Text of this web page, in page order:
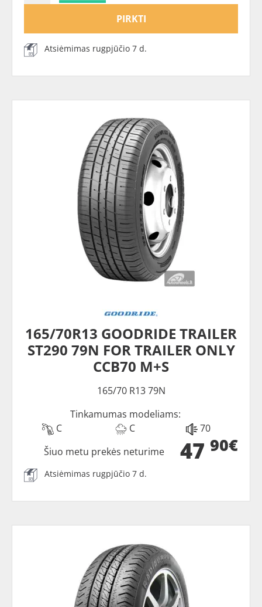
PIRKTI
Atsiėmimas rugpjūčio 7 d.
165/70R13 GOODRIDE TRAILER
ST290 79N FOR TRAILER ONLY
CCB70 M+S
165/70 R13 79N
Tinkamumas modeliams:
C
C 70
47 90€
Šiuo metu prekės neturime
Atsiėmimas rugpjūčio 7 d.